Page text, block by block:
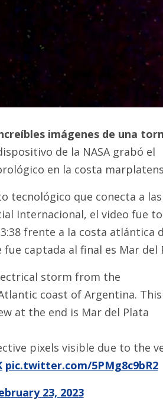
imágenes de una
de la NASA grabó el
en la costa
tecnológico que conecta a las
Internacional, el video fue
frente a la costa atlántica
fue captada al final es Mar del
storm from the
coast of Argentina. This
at the end is Mar del Plata
pixels visible due to the
pic.twitter.com/5PMg8c9bR2
23, 2023